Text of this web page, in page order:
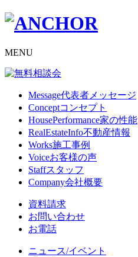
MENU
Message代表者メッセージ
Conceptコンセプト
HousePerformance家の性能
RealEstateInfo不動産情報
Works施工事例
Voiceお客様の声
Staffスタッフ
Company会社概要
資料請求
お問い合わせ
お電話
ニュース/イベント